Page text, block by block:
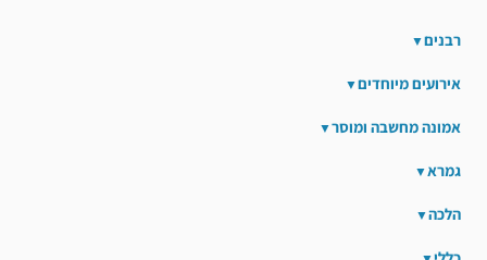
רבנים
אירועים מיוחדים
אמונה מחשבה ומוסר
גמרא
הלכה